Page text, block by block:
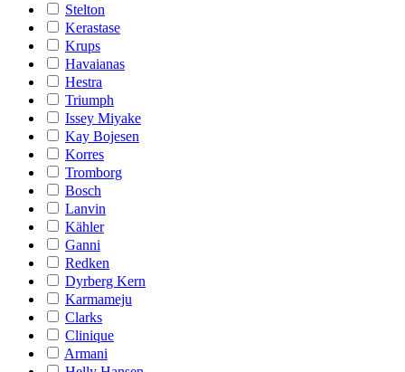
Stelton
Kerastase
Krups
Havaianas
Hestra
Triumph
Issey Miyake
Kay Bojesen
Korres
Tromborg
Bosch
Lanvin
Kähler
Ganni
Redken
Dyrberg Kern
Karmameju
Clarks
Clinique
Armani